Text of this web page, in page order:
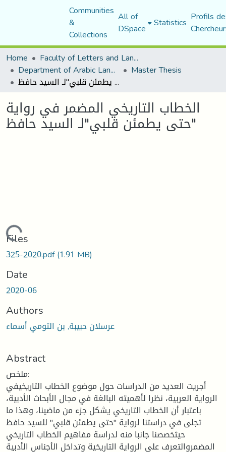
Communities
&
Collections
All of
DSpace Statistics Profils
Home
Faculty of Letters and Languages
Department of Arabic Language and Literature Master Thesis
الخطاب التاريخي المضمر في رواية "حتى يطمئن قلبي"لـ السيد حافظ
الخطاب التاريخي المضمر في رواية
"حتى يطمئن قلبي"لـ السيد حافظ
Loading...
Files
325-2020.pdf(1.91 MB)
Date
2020-06
Authors
عرسلان حبيبة, بن التومي أسماء
Abstract
ملخص:
أجريت العديد من الدراسات حول موضوع الخطاب التاريخيفي
الرواية العربية، نظرا لأهميته البالغة في مجال الأبحاث الأدبية،
باعتبار أن الخطاب التاريخي يشكل جزء من ماضينا، وهذا ما
تجلى في دراستنا لرواية "حتى يطمئن قلبي" للسيد حافظ
حيثخصصنا جانبا منه لدراسة مفاهيم الخطاب التاريخي
المضمروالتعرف على الرواية التاريخية وتداخل الأجناس الأدبية